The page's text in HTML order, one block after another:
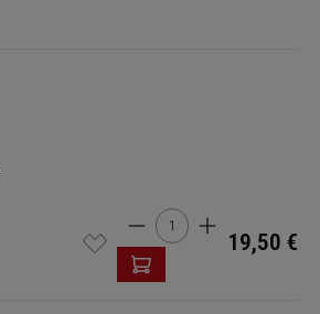
Quantité de
19,50 €